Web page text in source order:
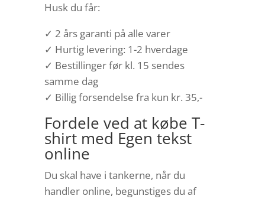
Husk du får:
✓ 2 års garanti på alle varer
✓ Hurtig levering: 1-2 hverdage
✓ Bestillinger før kl. 15 sendes
samme dag
✓ Billig forsendelse fra kun kr. 35,-
Fordele ved at købe T-
shirt med Egen tekst
online
Du skal have i tankerne, når du
handler online, begunstiges du af